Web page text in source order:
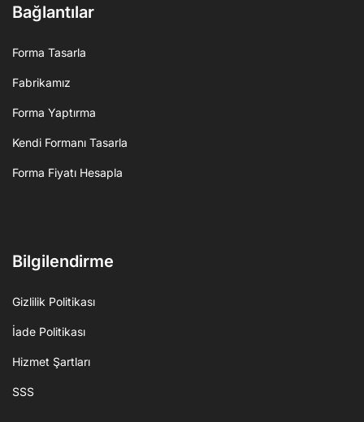
Bağlantılar
Forma Tasarla
Fabrikamız
Forma Yaptırma
Kendi Formanı Tasarla
Forma Fiyatı Hesapla
Bilgilendirme
Gizlilik Politikası
İade Politikası
Hizmet Şartları
SSS